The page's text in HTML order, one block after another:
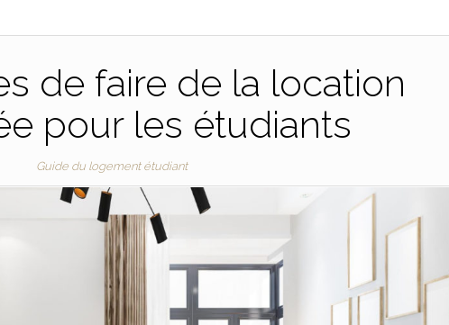
de faire de la location
pour les étudiants
Guide du logement étudiant